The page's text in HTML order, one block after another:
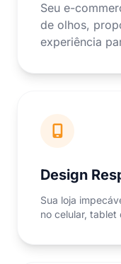
Seu e-
de olhos,
experiência
Design
Sua loja
no celular, tablet